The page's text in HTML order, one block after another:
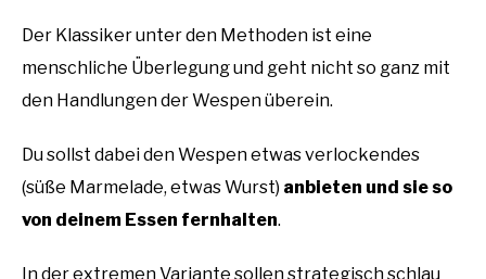
Der Klassiker unter den Methoden ist eine
menschliche Überlegung und geht nicht so ganz mit
den Handlungen der Wespen überein.
Du sollst dabei den Wespen etwas verlockendes
(süße Marmelade, etwas Wurst) anbieten und sie so
von deinem Essen fernhalten.
In der extremen Variante sollen strategisch schlau